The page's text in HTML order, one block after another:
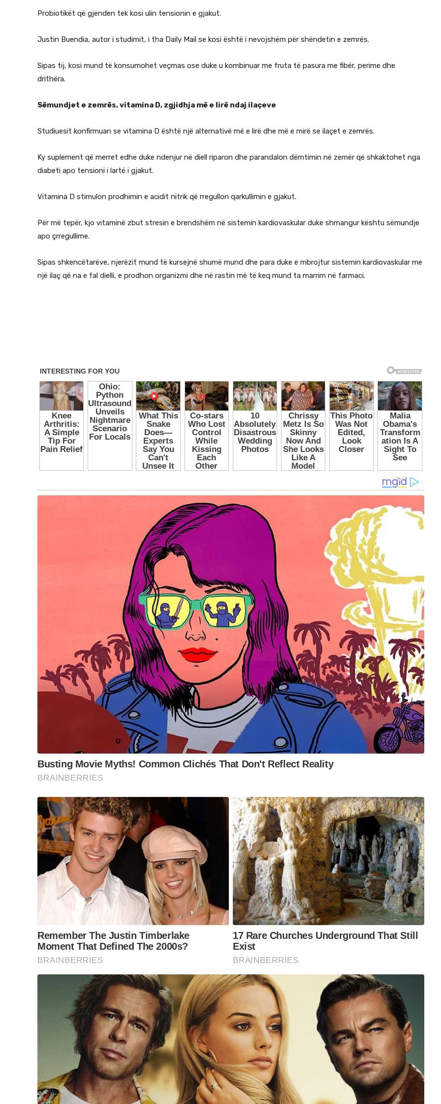
Probiotikët që gjenden tek kosi ulin tensionin e gjakut.
Justin Buendia, autor i studimit, i tha Daily Mail se kosi është i nevojshëm për shëndetin e zemrës.
Sipas tij, kosi mund të konsumohet veçmas ose duke u kombinuar me fruta të pasura me fibër, perime dhe
drithëra.
Sëmundjet e zemrës, vitamina D, zgjidhja më e lirë ndaj ilaçeve
Studiuesit konfirmuan se vitamina D është një alternativë më e lirë dhe më e mirë se ilaçet e zemrës.
Ky suplement që merret edhe duke ndenjur në diell riparon dhe parandalon dëmtimin në zemër që shkaktohet nga
diabeti apo tensioni i lartë i gjakut.
Vitamina D stimulon prodhimin e acidit nitrik që rregullon qarkullimin e gjakut.
Për më tepër, kjo vitaminë zbut stresin e brendshëm në sistemin kardiovaskular duke shmangur kështu sëmundje
apo çrregullime.
Sipas shkencëtarëve, njerëzit mund të kursejnë shumë mund dhe para duke e mbrojtur sistemin kardiovaskular me
një ilaç që na e fal dielli, e prodhon organizmi dhe në rastin më të keq mund ta marrim në farmaci.